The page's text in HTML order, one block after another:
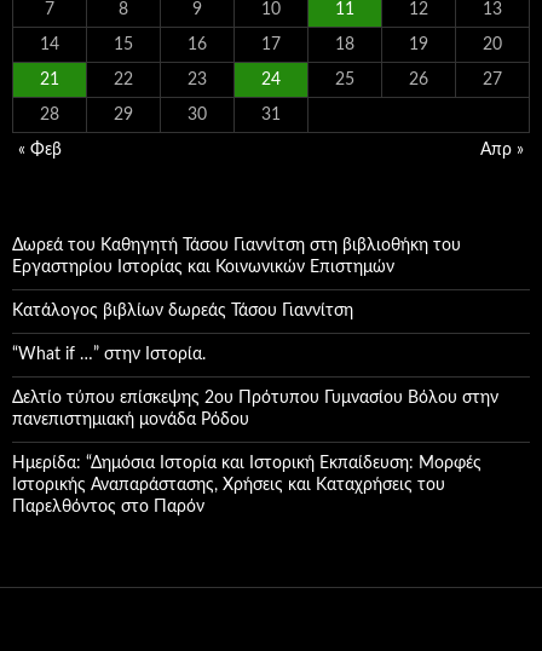
7 8 9 10 11 12 13
14 15 16 17 18 19 20
21 22 23 24 25 26 27
28 29 30 31
« Φεβ Απρ »
Δωρεά του Καθηγητή Τάσου Γιαννίτση στη βιβλιοθήκη του
Εργαστηρίου Ιστορίας και Κοινωνικών Επιστημών
Κατάλογος βιβλίων δωρεάς Τάσου Γιαννίτση
“What if …” στην Ιστορία.
Δελτίο τύπου επίσκεψης 2ου Πρότυπου Γυμνασίου Βόλου στην
πανεπιστημιακή μονάδα Ρόδου
Ημερίδα: “Δημόσια Ιστορία και Ιστορική Εκπαίδευση: Μορφές
Ιστορικής Αναπαράστασης, Χρήσεις και Καταχρήσεις του
Παρελθόντος στο Παρόν